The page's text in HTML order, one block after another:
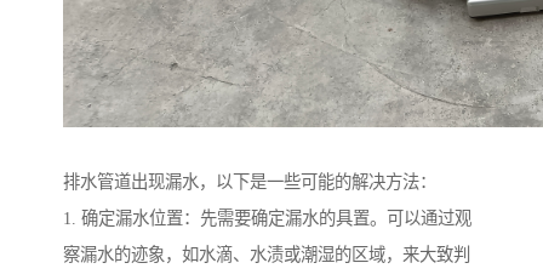
排水管道出现漏水，以下是一些可能的解决方法：
1. 确定漏水位置：先需要确定漏水的具置。可以通过观
察漏水的迹象，如水滴、水渍或潮湿的区域，来大致判